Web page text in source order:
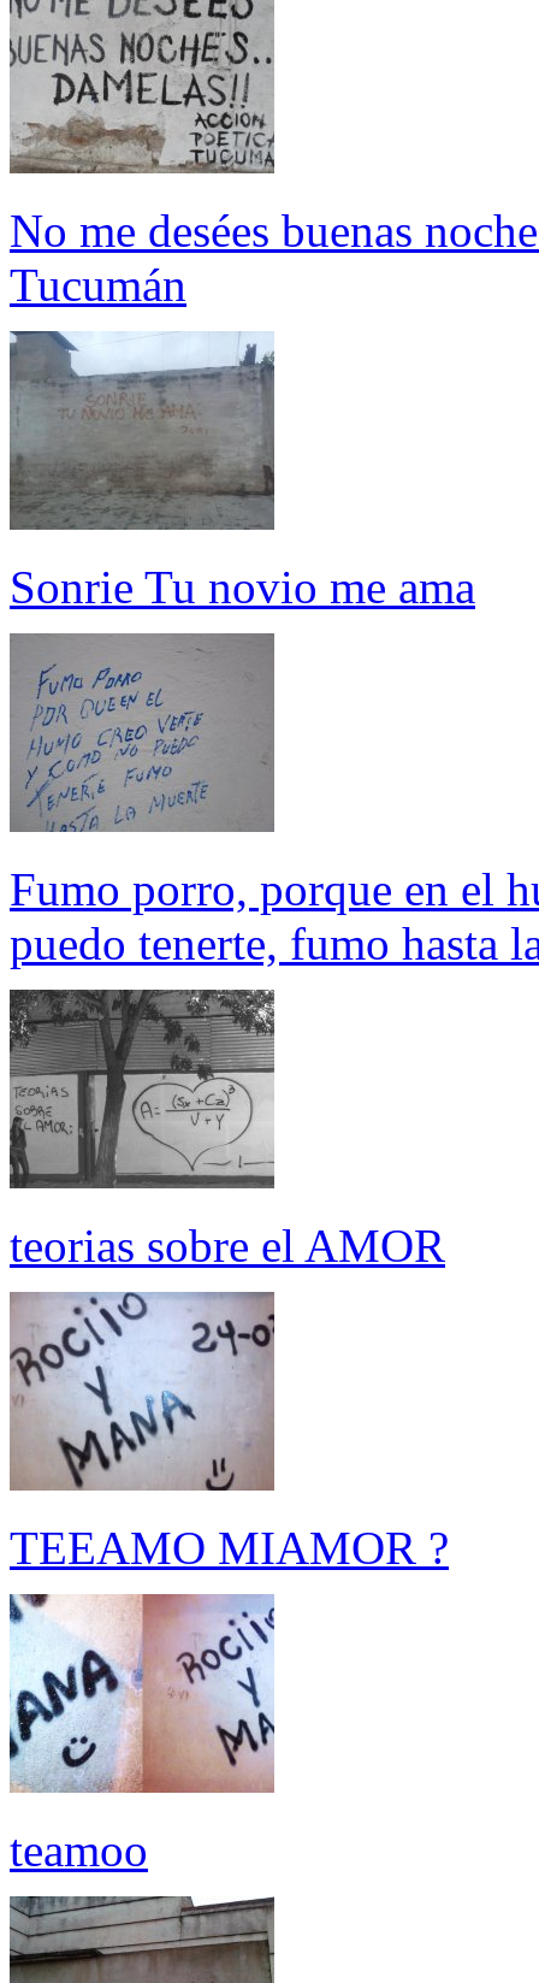
No me desées buenas
Tucumán
Sonrie Tu novio me ama
Fumo porro, porque en el
puedo tenerte, fumo hasta
teorias sobre el AMOR
TEEAMO MIAMOR ?
teamoo